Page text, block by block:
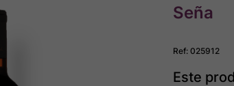
Seña
Ref:025912
Este